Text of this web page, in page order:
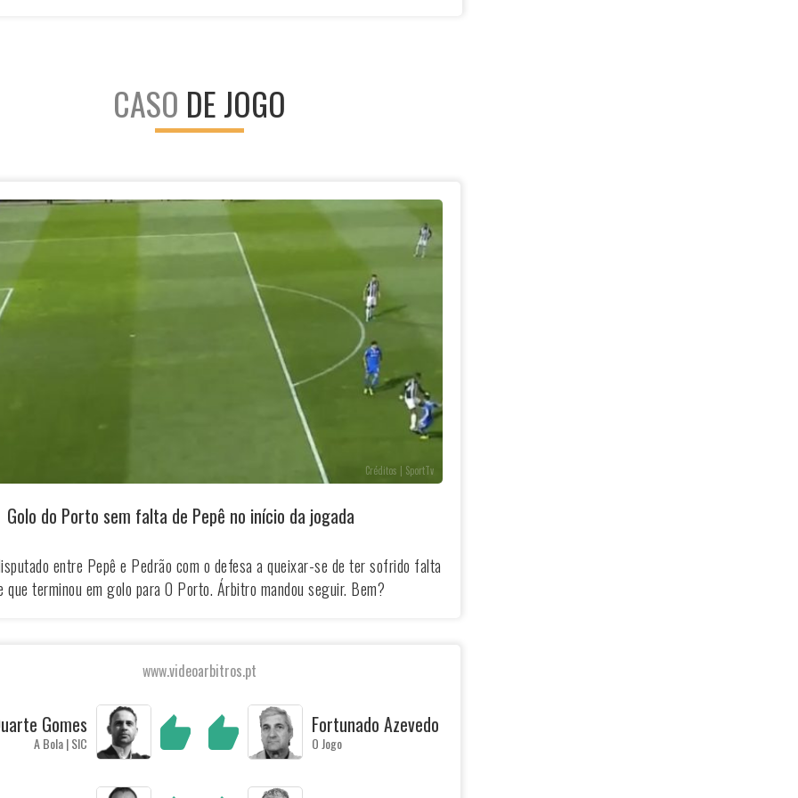
CASO DE JOGO
Créditos | SportTv
Golo do Porto sem falta de Pepê no início da jogada
entre Pepê e Pedrão com o defesa a queixar-se de ter sofrido falta
que terminou em golo para O Porto. Árbitro mandou seguir. Bem?
www.videoarbitros.pt
Gomes
A Bola | SIC
Fortunado Azevedo
O Jogo